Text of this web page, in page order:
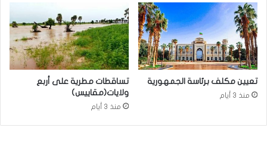
تعيين مكلف برئاسة الجمهورية
منذ 3 أيام
تساقطات مطرية على أربع
ولايات(مقاييس)
منذ 3 أيام